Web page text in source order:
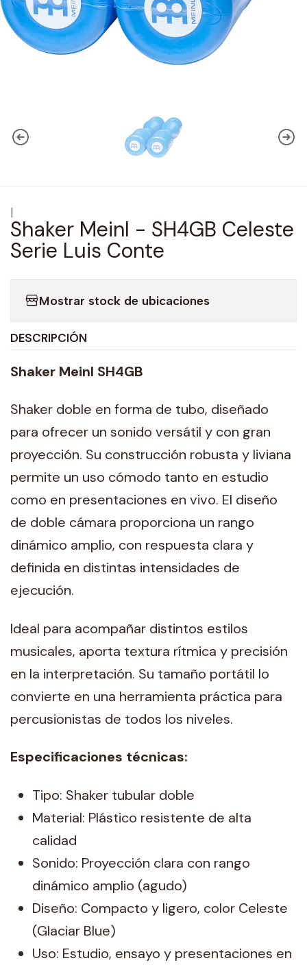
|
Shaker Meinl - SH4GB Celeste
Serie Luis Conte
Mostrar stock de ubicaciones
DESCRIPCIÓN
Shaker Meinl SH4GB
Shaker doble en forma de tubo, diseñado
para ofrecer un sonido versátil y con gran
proyección. Su construcción robusta y liviana
permite un uso cómodo tanto en estudio
como en presentaciones en vivo. El diseño
de doble cámara proporciona un rango
dinámico amplio, con respuesta clara y
definida en distintas intensidades de
ejecución.
Ideal para acompañar distintos estilos
musicales, aporta textura rítmica y precisión
en la interpretación. Su tamaño portátil lo
convierte en una herramienta práctica para
percusionistas de todos los niveles.
Especificaciones técnicas:
Tipo: Shaker tubular doble
Material: Plástico resistente de alta
calidad
Sonido: Proyección clara con rango
dinámico amplio (agudo)
Diseño: Compacto y ligero, color Celeste
(Glaciar Blue)
Uso: Estudio, ensayo y presentaciones en